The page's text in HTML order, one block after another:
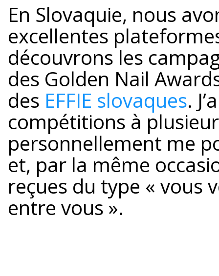
En Slovaquie, nous
excellentes
découvrons les
des Golden Nail
des EFFIE slovaques.
compétitions à
personnellement me
et, par la même
reçues du type « vous
entre vous ».